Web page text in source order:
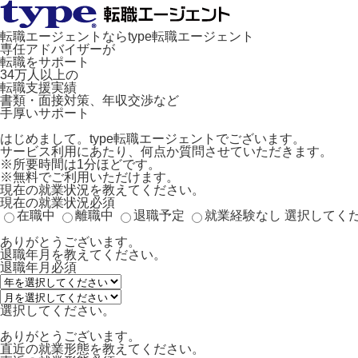
転職エージェントならtype転職エージェント
専任アドバイザーが
転職をサポート
34万人以上の
転職支援実績
書類・面接対策、年収交渉など
手厚いサポート
はじめまして。type転職エージェントでございます。
サービス利用にあたり、何点か質問させていただきます。
※所要時間は1分ほどです。
※無料でご利用いただけます。
現在の就業状況を教えてください。
現在の就業状況必須
在職中
離職中 退職予定 就業経験なし 選択してく
ありがとうございます。
退職年月を教えてください。
退職年月 必須
選択してください。
ありがとうございます。
直近の就業形態を教えてください。